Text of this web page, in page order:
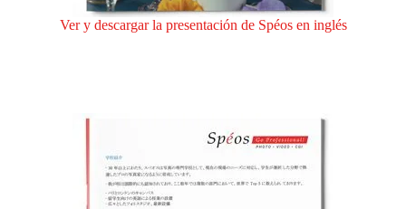
Ver y descargar la presentación de Spéos en inglés